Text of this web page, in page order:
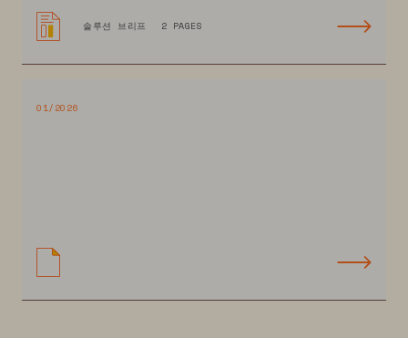
솔루션 브리프 2 PAGES
01/2026